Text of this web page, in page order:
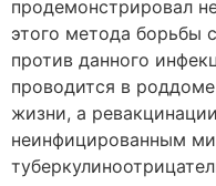
продемонстрировал
этого метода борьбы
против данного
проводится в
жизни, а
неинфицированным